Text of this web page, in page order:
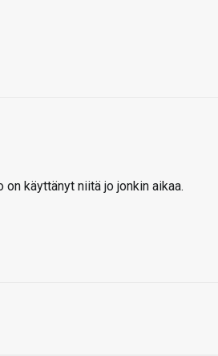
käyttänyt niitä jo jonkin aikaa.